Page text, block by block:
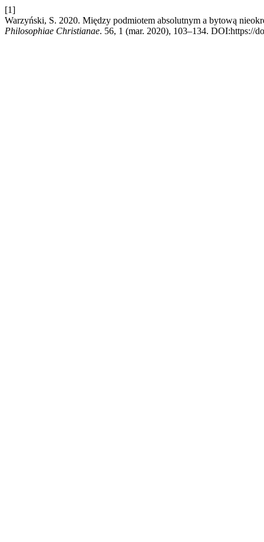
[1]
Warzyński, S. 2020. Między podmiotem absolutnym a bytową
Philosophiae Christianae. 56, 1 (mar. 2020), 103–134. DOI:https://